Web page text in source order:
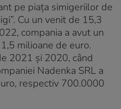
pe piața simigeriilor de
Cu un venit de 15,3
compania a avut un
milioane de euro.
2021 și 2020, când
Nadenka SRL a
respectiv 700.0000